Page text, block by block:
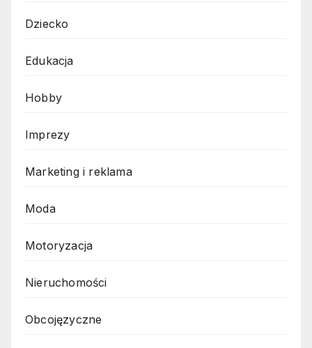
Dziecko
Edukacja
Hobby
Imprezy
Marketing i reklama
Moda
Motoryzacja
Nieruchomości
Obcojęzyczne